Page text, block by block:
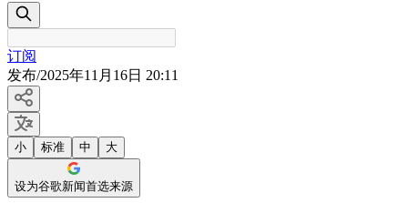
订阅
发布/2025年11月16日 20:11
小 标准 中 大
设为谷歌新闻首选来源